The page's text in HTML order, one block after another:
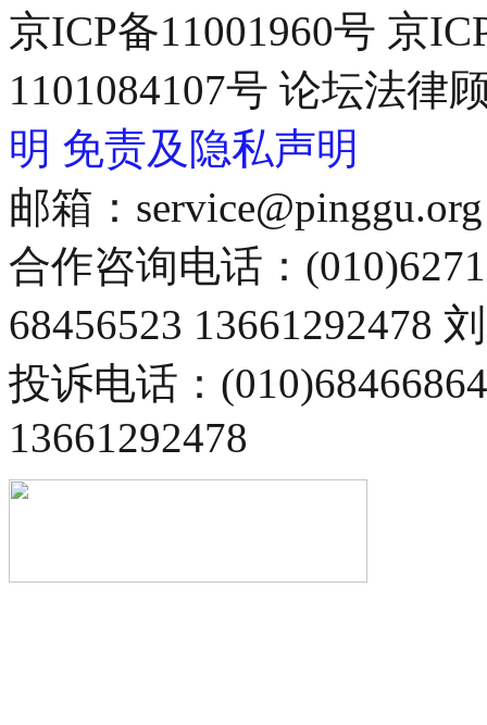
京ICP备11001960号 京
1101084107号 论坛法律
明 免责及隐私声明
邮箱：service@pinggu.org
合作咨询电话：
68456523 13661292478
投诉电话：
13661292478